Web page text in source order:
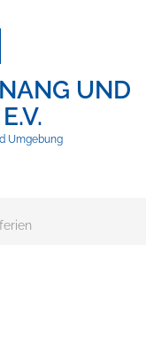
UND
Umgebung